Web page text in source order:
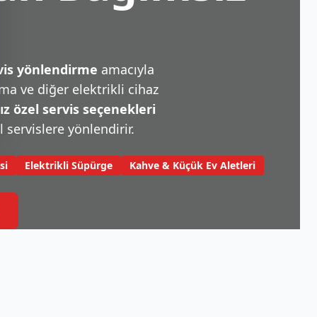
yönlendirme amacıyla
ve diğer elektrikli cihaz
özel servis seçenekleri
servislere yönlendirir.
Elektrikli Süpürge Kahve & Küçük Ev Aletleri